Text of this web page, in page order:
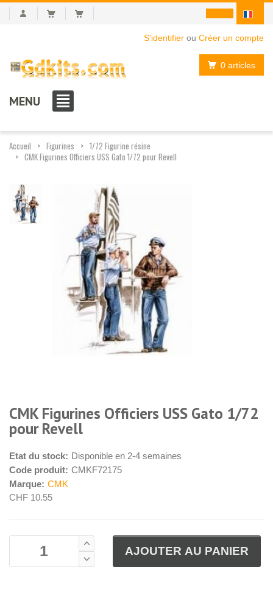
S'identifier ou Créer un compte
0 articles
MENU
Accueil Figurines
1/72 Figurine résine
CMK Figurines Officiers USS Gato 1/72 pour Revell
CMK Figurines Officiers USS Gato 1/72
pour Revell
Etat du stock: Disponible en 2-4 semaines
Code produit: CMKF72175
Marque: CMK
CHF 10.55